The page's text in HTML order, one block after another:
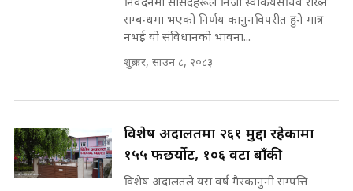
सहकारी पीडितसँग मन्त्री प्रतिभा रावलले
भनिन्–साथ दिनुहोस्, दबाब होइन ||
Sidhakura || Pratibha Rawal
Waterfall of Rasuwa ||
SIDHAKURA ||
घुसको डिल || Raj Kumar Gupta ||
घुसको डिल गर्ने मन्त्रीकाे राजिनामा,
SIDHAKURA ||
निवेदनमा सांसदहरूले निजी स्वीकयसचिव राख्ने
सम्बन्धमा भएको निर्णय कानुनविपरीत हुने मात्र
नभई यो संविधानको भावना...
शुक्रबार, साउन ८, २०८३
विशेष अदालतमा २६१ मुद्दा रहेकामा
१५५ फछर्योट, १०६ वटा बाँकी
विशेष अदालतले यस वर्ष गैरकानुनी सम्पत्ति